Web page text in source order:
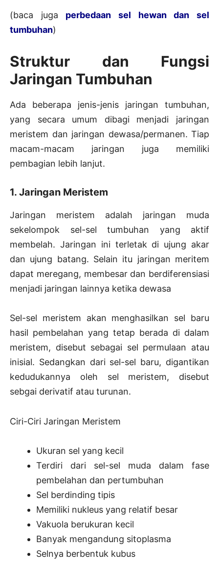
(baca juga perbedaan sel hewan dan sel
tumbuhan)
Struktur dan Fungsi
Jaringan Tumbuhan
Ada beberapa jenis-jenis jaringan tumbuhan,
yang secara umum dibagi menjadi jaringan
meristem dan jaringan dewasa/permanen. Tiap
macam-macam jaringan juga memiliki
pembagian lebih lanjut.
1. Jaringan Meristem
Jaringan meristem adalah jaringan muda
sekelompok sel-sel tumbuhan yang aktif
membelah. Jaringan ini terletak di ujung akar
dan ujung batang. Selain itu jaringan meritem
dapat meregang, membesar dan berdiferensiasi
menjadi jaringan lainnya ketika dewasa
Sel-sel meristem akan menghasilkan sel baru
hasil pembelahan yang tetap berada di dalam
meristem, disebut sebagai sel permulaan atau
inisial. Sedangkan dari sel-sel baru, digantikan
kedudukannya oleh sel meristem, disebut
sebgai derivatif atau turunan.
Ciri-Ciri Jaringan Meristem
Ukuran sel yang kecil
Terdiri dari sel-sel muda dalam fase
pembelahan dan pertumbuhan
Sel berdinding tipis
Memiliki nukleus yang relatif besar
Vakuola berukuran kecil
Banyak mengandung sitoplasma
Selnya berbentuk kubus